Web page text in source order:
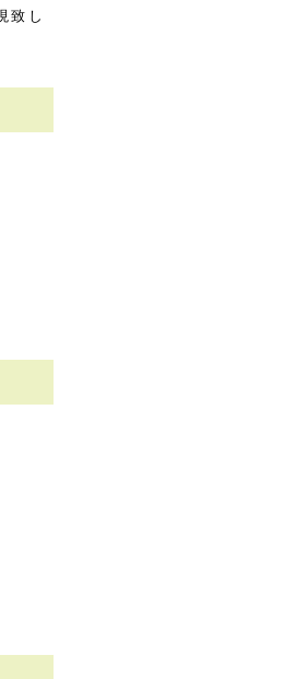
致し